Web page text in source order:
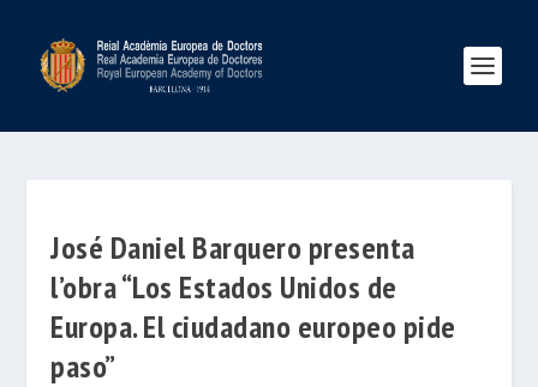
José Daniel Barquero presenta
l’obra “Los Estados Unidos de
Europa. El ciudadano europeo pide
paso”